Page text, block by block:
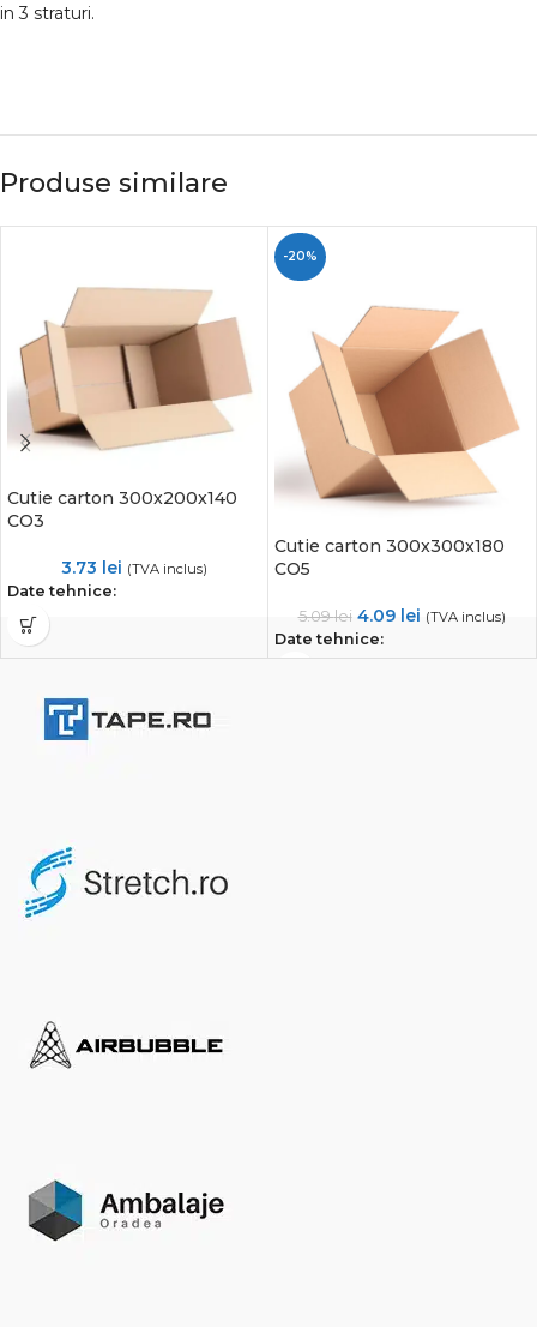
in 3 straturi.
Produse similare
Cutie carton 300x200x140
CO3
3.73 lei (TVA inclus)
Date tehnice:
-20%
Cutie carton 300x300x180
CO5
5.09lei 4.09 lei (TVA inclus)
Date tehnice: